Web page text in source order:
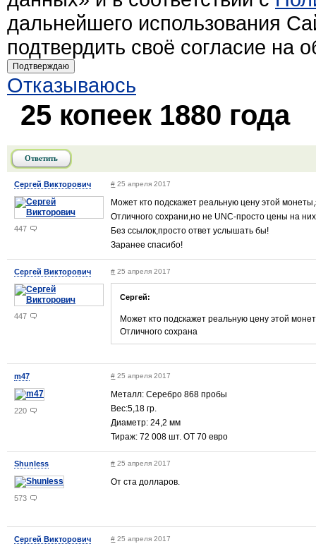
дальнейшего использования
подтвердить своё согласие на
Подтверждаю
Отказываюсь
25 копеек 1880 года
Ответить
Сергей Викторович
447
# 25 апреля 2017
Может кто подскажет реальную цену этой
Отличного сохрани,но не UNC-просто цены на
Без ссылок,просто ответ услышать бы!
Заранее спасибо!
Сергей Викторович
447
# 25 апреля 2017
Сергей:
Может кто подскажет реальную цену этой
Отличного сохрана
m47
220
# 25 апреля 2017
Металл: Серебро 868 пробы
Вес:5,18 гр.
Диаметр: 24,2 мм
Тираж: 72 008 шт. ОТ 70 евро
Shunless
573
# 25 апреля 2017
От ста долларов.
Сергей Викторович # 25 апреля 2017